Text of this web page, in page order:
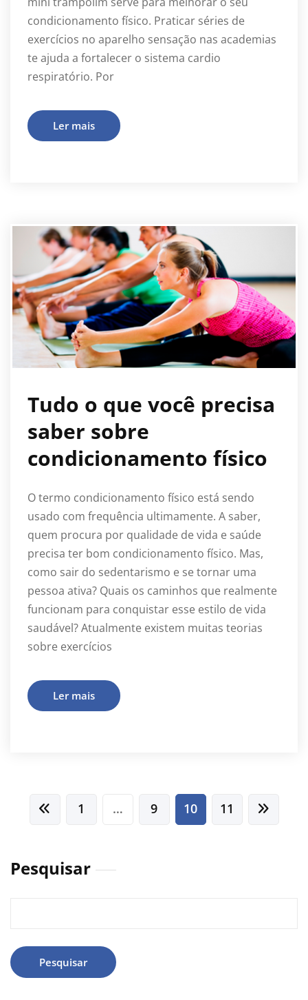
condicionamento físico. Praticar séries de
exercícios no aparelho sensação nas academias
te ajuda a fortalecer o sistema cardio
respiratório. Por
Ler mais
Tudo o que você precisa
saber sobre
condicionamento físico
O termo condicionamento físico está sendo
usado com frequência ultimamente. A saber,
quem procura por qualidade de vida e saúde
precisa ter bom condicionamento físico. Mas,
como sair do sedentarismo e se tornar uma
pessoa ativa? Quais os caminhos que realmente
funcionam para conquistar esse estilo de vida
saudável? Atualmente existem muitas teorias
sobre exercícios
Ler mais
1 … 9 10 11
Pesquisar